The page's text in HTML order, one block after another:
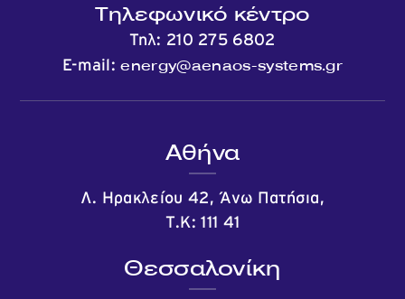
Τηλεφωνικό κέντρο
Τηλ: 210 275 6802
E-mail:energy@aenaos-systems.gr
Αθήνα
Λ. Ηρακλείου 42, Άνω Πατήσια,
Τ.Κ: 111 41
Θεσσαλονίκη